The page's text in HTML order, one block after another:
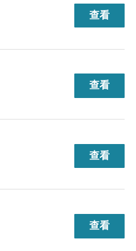
查看
查看
查看
查看